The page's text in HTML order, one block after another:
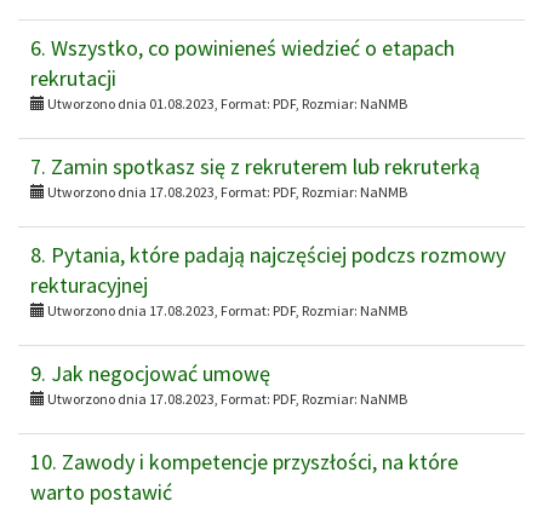
6. Wszystko, co powinieneś wiedzieć o etapach
rekrutacji
Utworzono dnia 01.08.2023, Format: PDF, Rozmiar: NaNMB
7. Zamin spotkasz się z rekruterem lub rekruterką
Utworzono dnia 17.08.2023, Format: PDF, Rozmiar: NaNMB
8. Pytania, które padają najczęściej podczs rozmowy
rekturacyjnej
Utworzono dnia 17.08.2023, Format: PDF, Rozmiar: NaNMB
9. Jak negocjować umowę
Utworzono dnia 17.08.2023, Format: PDF, Rozmiar: NaNMB
10. Zawody i kompetencje przyszłości, na które
warto postawić